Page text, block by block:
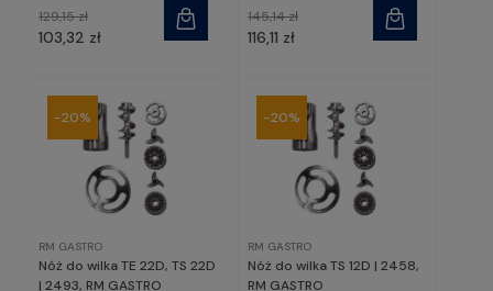
103,32 zł
129,15 zł
116,11 zł
145,14 zł
RM GASTRO
Nóż do wilka TE 22D, TS 22D
| 2493, RM GASTRO
-20%
RM GASTRO
Nóż do wilka TS 12D | 2458,
RM GASTRO
-20%